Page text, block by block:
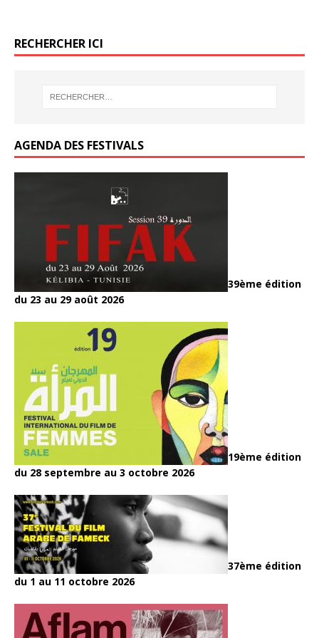
o
RECHERCHER ICI
AGENDA DES FESTIVALS
39ème édition
du 23 au 29 août 2026
19ème édition
du 28 septembre au 3 octobre 2026
37ème édition
du 1 au 11 octobre 2026